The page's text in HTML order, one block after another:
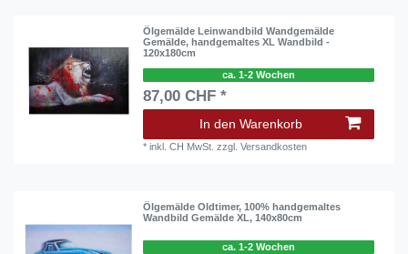
Ölgemälde Leinwandbild Wandgemälde
Gemälde, handgemaltes XL Wandbild -
120x180cm
ca. 1-2 Wochen
87,00 CHF *
In den Warenkorb
*inkl. CH MwSt. zzgl.Versandkosten
Ölgemälde Oldtimer, 100% handgemaltes
Wandbild Gemälde XL, 140x80cm
ca. 1-2 Wochen